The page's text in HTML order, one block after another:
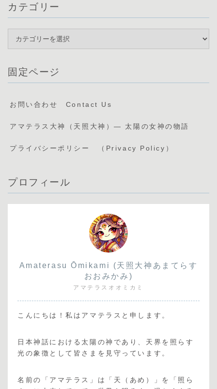
カテゴリー
固定ページ
お問い合わせ Contact Us
アマテラス大神（天照大神）— 太陽の女神の物語
プライバシーポリシー （Privacy Policy）
プロフィール
Amaterasu Ōmikami (天照大神あまてらす
おおみかみ)
アマテラスオオミカミ
こんにちは！私はアマテラスと申します。
日本神話における太陽の神であり、天界を照らす
光の象徴として皆さまを見守っています。
名前の「アマテラス」は「天（あめ）」を「照ら